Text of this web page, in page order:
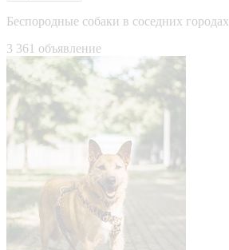
Беспородные собаки в соседних городах
3 361 объявление